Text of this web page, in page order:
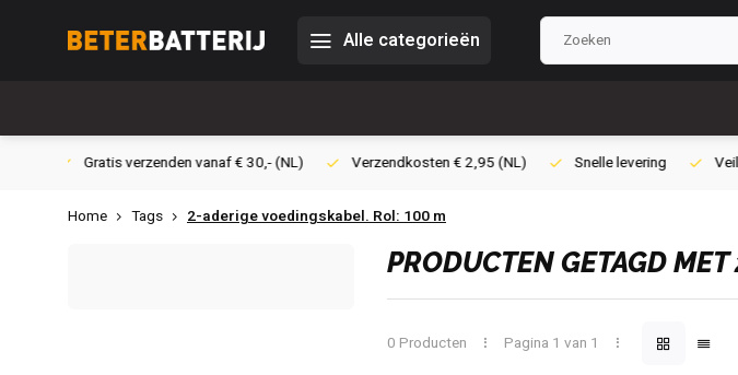
Alle categorieën
Verzendkosten € 2,95 (NL) Snelle levering Veilig betalen (iDEAL WERO, PayPal,
Home Tags 2-aderige voedingskabel. Rol: 100 m
PRODUCTEN GETAGD
0 Producten Pagina 1 van 1